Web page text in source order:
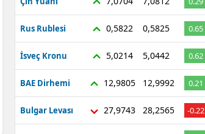
Rus Rublesi 0,5822 0,5825 0.65
İsveç Kronu 5,0214 5,0442 0.62
BAE Dirhemi 12,9805 12,9992 0.21
Bulgar Levası 27,9743 28,2565 -0.22